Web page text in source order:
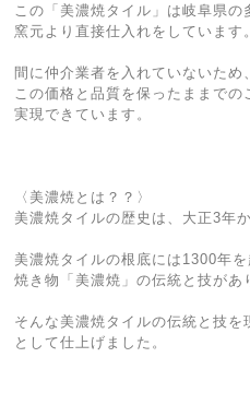
この「美濃焼タイル」は岐阜県の
窯元より直接仕入れをしています。
間に仲介業者を入れていないため、
この価格と品質を保ったままでの
実現できています。
〈美濃焼とは？？〉
美濃焼タイルの歴史は、大正3年
美濃焼タイルの根底には1300年
焼き物「美濃焼」の伝統と技があ
そんな美濃焼タイルの伝統と技
として仕上げました。